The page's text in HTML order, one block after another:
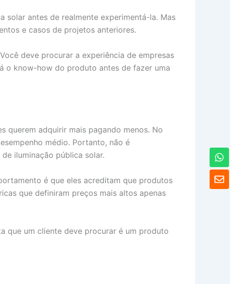
solar antes de realmente experimentá-la. Mas
e casos de projetos anteriores.
deve procurar a experiência de empresas
o know-how do produto antes de fazer uma
querem adquirir mais pagando menos. No
médio. Portanto, não é
iluminação pública solar.
é que eles acreditam que produtos
que definiram preços mais altos apenas
que um cliente deve procurar é um produto
E
n
W
h
a
t
s